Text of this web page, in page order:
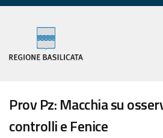
Prov Pz: Macchia su
controlli e Fenice